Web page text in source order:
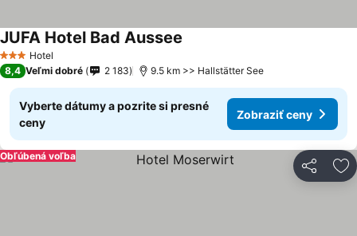
3 Počet hviezdičiek
Hotel
JUFA Hotel Bad Aussee
8,4 Veľmi dobré 2 183 9.5 km >> Hallstätter See
Vyberte dátumy a pozrite si presné
ceny
Zobraziť ceny
Zdieľať
Obľúbená voľba